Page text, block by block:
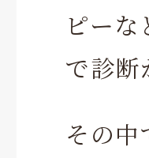
ピー
で診断
その